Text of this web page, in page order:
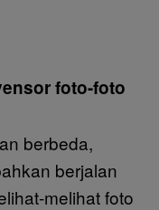
foto-foto
berbeda,
berjalan
melihat foto